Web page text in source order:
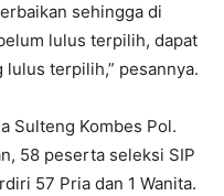
sehingga di
lulus terpilih, dapat
terpilih,” pesannya.
Sulteng Kombes Pol.
58 peserta seleksi SIP
57 Pria dan 1 Wanita.